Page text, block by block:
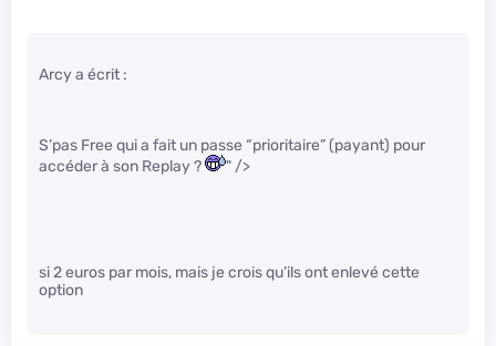
Arcy a écrit :
S’pas Free qui a fait un passe “prioritaire” (payant) pour
accéder à son Replay ?
" />
si 2 euros par mois, mais je crois qu’ils ont enlevé cette
option